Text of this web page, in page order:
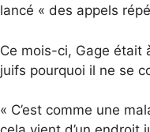
lancé « des appels
Ce mois-ci, Gage était
juifs pourquoi il ne se
« C’est comme une